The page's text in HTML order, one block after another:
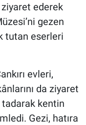
ederek
gezen
tutan eserleri
evleri,
da ziyaret
kentin
Gezi, hatıra